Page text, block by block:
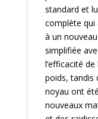
standard et
complète qui
à un
simplifiée
l’efficacité
poids, tandis
noyau ont
nouveaux